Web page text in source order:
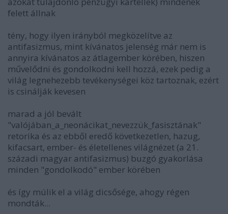
felett állnak
tény, hogy ilyen irányból megközelítve az
antifasizmus, mint kívánatos jelenség már nem is
annyira kívánatos az átlagember körében, hiszen
művelődni és gondolkodni kell hozzá, ezek pedig a
világ legnehezebb tevékenységei köz tartoznak, ezért
is csinálják kevesen
marad a jól bevált
"valójában_a_neonácikat_nevezzük_fasisztának"
retorika és az ebből eredő következetlen, hazug,
kifacsart, ember- és életellenes világnézet (a 21.
századi magyar antifasizmus) buzgó gyakorlása
minden "gondolkodó" ember körében
és így múlik el a világ dicsősége, ahogy régen
mondták...